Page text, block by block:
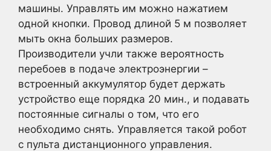
машины. Управлять им можно нажатием
одной кнопки. Провод длиной 5 м позволяет
мыть окна больших размеров.
Производители учли также вероятность
перебоев в подаче электроэнергии –
встроенный аккумулятор будет держать
устройство еще порядка 20 мин., и подавать
постоянные сигналы о том, что его
необходимо снять. Управляется такой робот
с пульта дистанционного управления.